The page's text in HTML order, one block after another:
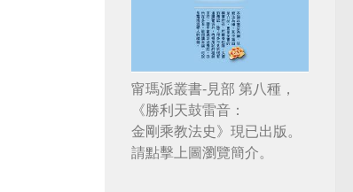
甯瑪派叢書-見部 第八種，
《勝利天鼓雷音：
金剛乘教法史》現已出版。
請點擊上圖瀏覽簡介。